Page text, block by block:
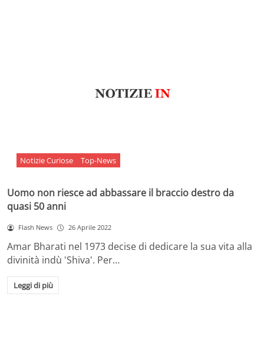
Notizie Curiose Top-News
Uomo non riesce ad abbassare il braccio destro da
quasi 50 anni
Flash News 26 Aprile 2022
Amar Bharati nel 1973 decise di dedicare la sua vita alla
divinità indù 'Shiva'. Per…
Leggi di più